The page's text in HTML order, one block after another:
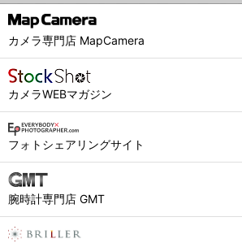
シュッピン株式会社 個人情報相談窓口
Mail：privacy@syuppin.com (受付)
本サイト会員のお客様は
※設定変更前にログインする必要があります。
メールマガジン会員のお客様はこちら
7. ユーザーの義務
カメラ専門店 MapCamera
カメラWEBマガジン
フォトシェアリングサイト
腕時計専門店 GMT